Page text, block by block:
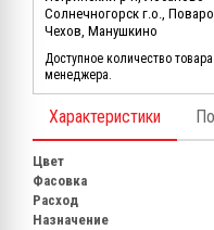
Солнечногорск г.о.,
Чехов, Манушкино
Доступное количество
менеджера.
Характеристики
Цвет
Фасовка
Расход
Назначение